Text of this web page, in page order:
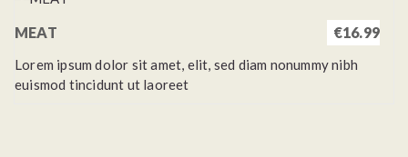
MEAT €16.99
Lorem ipsum dolor sit amet, elit, sed diam nonummy nibh
euismod tincidunt ut laoreet